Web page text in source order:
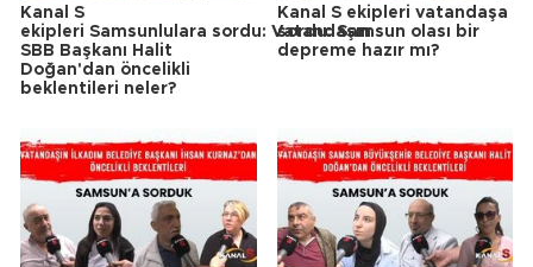
Kanal S
ekipleri Samsunlulara sordu: Vatandaşın
SBB Başkanı Halit
Doğan'dan öncelikli
beklentileri neler?
Kanal S ekipleri vatandaşa
sordu: Samsun olası bir
depreme hazır mı?